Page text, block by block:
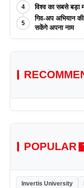
4 विश्व का सबसे बड़ा
5
गिव-अप अभियान
सकेंगे अपना नाम
POPULAR
Invertis University